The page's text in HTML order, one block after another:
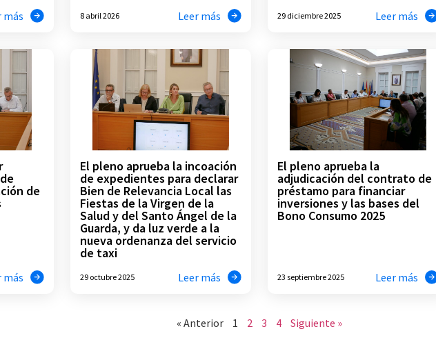
más 8 abril 2026 Leer más 29 diciembre 2025 Leer más
de
más
El pleno aprueba la incoación
de expedientes para declarar
Bien de Relevancia Local las
Fiestas de la Virgen de la
Salud y del Santo Ángel de la
Guarda, y da luz verde a la
nueva ordenanza del servicio
de taxi
29 octubre 2025 Leer más
El pleno aprueba la
adjudicación del contrato de
préstamo para financiar
inversiones y las bases del
Bono Consumo 2025
23 septiembre 2025 Leer más
« Anterior 1 2 3 4 Siguiente »